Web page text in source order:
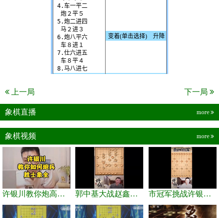
上一局 下一局
象棋直播 more
象棋视频 more
许银川教你炮高兵士象全如何赢士象全，简单四步即可 郭中基大战赵鑫鑫，许银川激情讲解 市冠军挑战许银川，急进中兵变化真激烈！